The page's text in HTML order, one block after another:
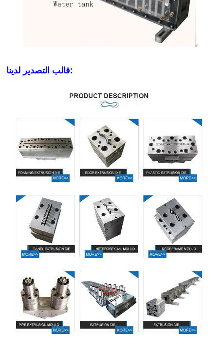
قالب التصدير لدينا: